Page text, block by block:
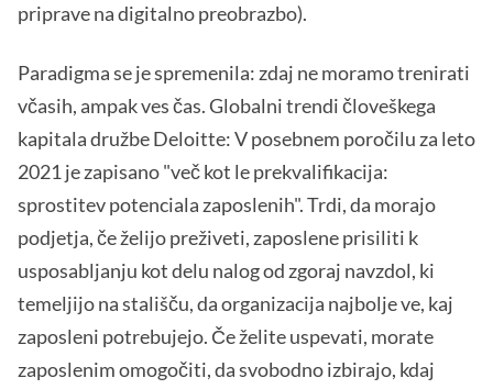
priprave na digitalno preobrazbo).
Paradigma se je spremenila: zdaj ne moramo trenirati
včasih, ampak ves čas. Globalni trendi človeškega
kapitala družbe Deloitte: V posebnem poročilu za leto
2021 je zapisano "več kot le prekvalifikacija:
sprostitev potenciala zaposlenih". Trdi, da morajo
podjetja, če želijo preživeti, zaposlene prisiliti k
usposabljanju kot delu nalog od zgoraj navzdol, ki
temeljijo na stališču, da organizacija najbolje ve, kaj
zaposleni potrebujejo. Če želite uspevati, morate
zaposlenim omogočiti, da svobodno izbirajo, kdaj